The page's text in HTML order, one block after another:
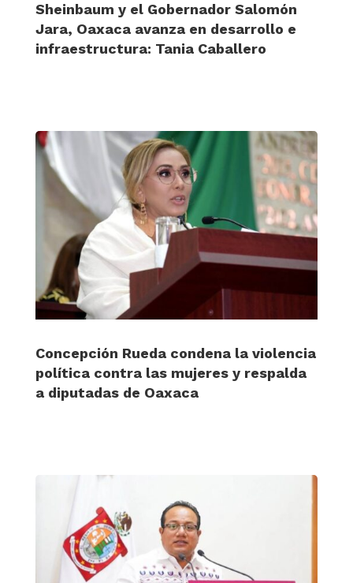
Sheinbaum y el Gobernador Salomón
Jara, Oaxaca avanza en desarrollo e
infraestructura: Tania Caballero
Concepción Rueda condena la violencia
política contra las mujeres y respalda
a diputadas de Oaxaca